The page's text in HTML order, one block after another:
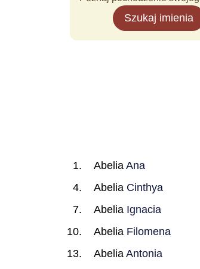
Szukaj imienia
Abelia Ana
Abelia Cinthya
Abelia Ignacia
Abelia Filomena
Abelia Antonia